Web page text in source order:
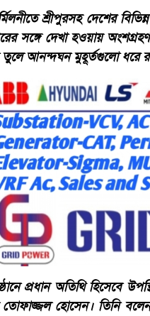
শ্রীপুরসহ দেশের
সঙ্গে দেখা হওয়ায়
তুলে আনন্দঘন মুহূর্তগুলো ধরে
প্রধান অতিথি হিসেবে
হোসেন। তিনি